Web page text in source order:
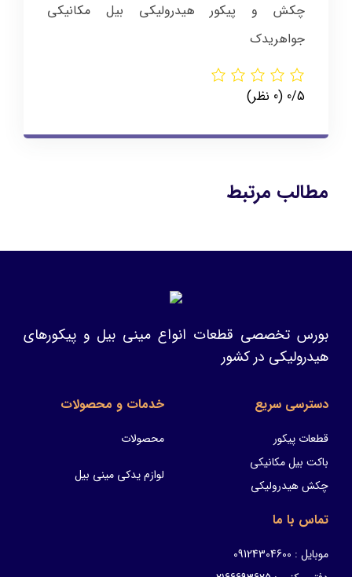
چکش و پیکور هیدرولیکی بیل مکانیکی
جواهریدک
‫0/5 ‫(0 نظر)
مطالب مرتبط
بورس تخصصی قطعات انواع مینی بیل و پیکورهای
هیدرولیکی در کشور
دسترسی سریع
قطعات پیکور
باکت بیل مکانیکی
چکش هیدرولیکی
خدمات و محصولات
محصولات
لوازم یدکی مینی بیل
تماس با ما
موبایل : 09124304600